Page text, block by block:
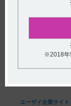
※2018年
(平日9
エーザイ企業サイト